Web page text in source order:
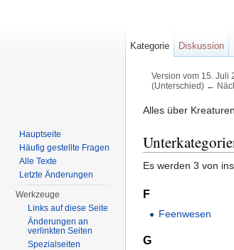
Version vom 15. Juli
(Unterschied) ←
Alles über
Es werden 3 von
F
Feenwesen
G
Kategorie Diskussion
Hauptseite
Häufig gestellte Fragen
Alle Texte
Letzte Änderungen
Werkzeuge
Links auf diese Seite
Änderungen an
verlinkten Seiten
Spezialseiten